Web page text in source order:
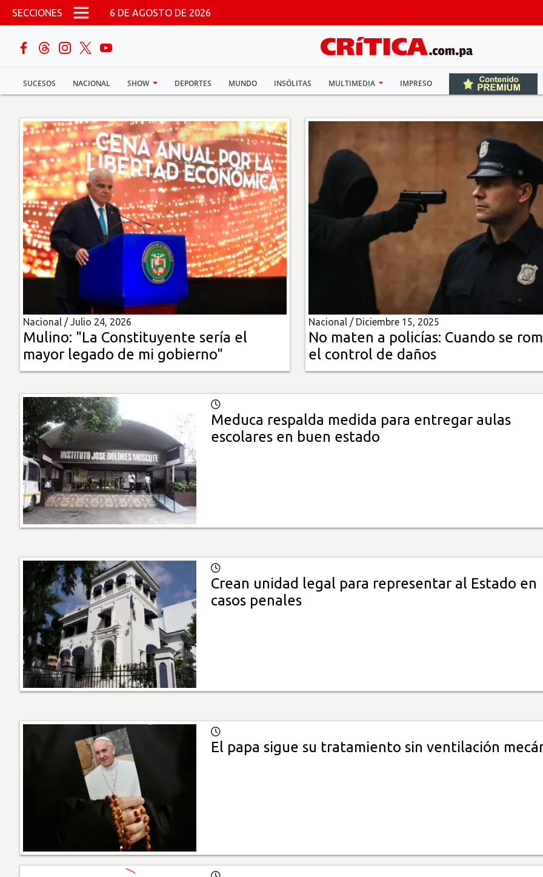
Pasar al contenido principal
SECCIONES 6 DE AGOSTO DE 2026
SUCESOS NACIONAL SHOW DEPORTES MUNDO INSÓLITAS MULTIMEDIA IMPRESO
buscar
Sucesos
Nacional
Política
Show
Deportes
Mundo
Multimedia
Impreso
Nacional /Julio 24, 2026
Mulino: "La Constituyente sería el
mayor legado de mi gobierno"
Nacional / Diciembre 15, 2025
No maten a policías: Cuando se
el control de daños
Meduca respalda medida para entregar aulas
escolares en buen estado
Crean unidad legal para representar al Estado en
casos penales
El papa sigue su tratamiento sin ventilación